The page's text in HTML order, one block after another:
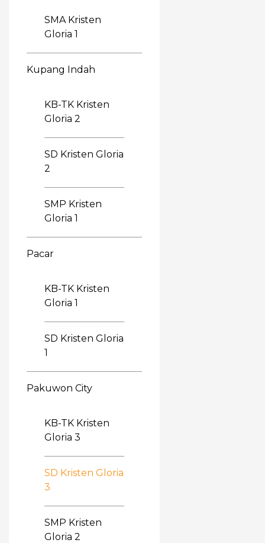
SMA Kristen
Gloria 1
Kupang Indah
KB-TK Kristen
Gloria 2
SD Kristen Gloria
2
SMP Kristen
Gloria 1
Pacar
KB-TK Kristen
Gloria 1
SD Kristen Gloria
1
Pakuwon City
KB-TK Kristen
Gloria 3
SD Kristen Gloria
3
SMP Kristen
Gloria 2